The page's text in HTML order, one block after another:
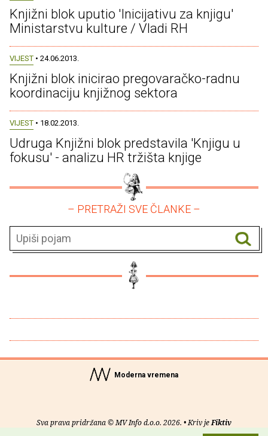
Knjižni blok uputio 'Inicijativu za knjigu'
Ministarstvu kulture / Vladi RH
VIJEST • 24.06.2013.
Knjižni blok inicirao pregovaračko-radnu
koordinaciju knjižnog sektora
VIJEST • 18.02.2013.
Udruga Knjižni blok predstavila 'Knjigu u
fokusu' - analizu HR tržišta knjige
– PRETRAŽI SVE ČLANKE –
Moderna vremena
Sva prava pridržana © MV Info d.o.o. 2026. • Kriv jeFiktiv